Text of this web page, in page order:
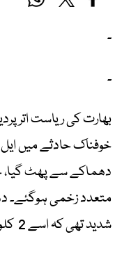
۔
۔
بھارت کی ریاست
خوفناک حادثے میں ایل
متعدد زخمی ہوگئے۔
شدید تھی کہ اسے 2 کلومیٹر دور سے بھی دیکھا جا سکتا تھا۔